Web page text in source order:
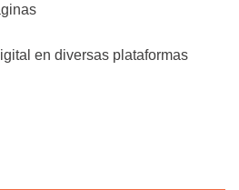
en diversas plataformas